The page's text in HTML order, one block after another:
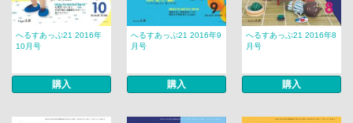
へるすあっぷ21 2016年
10月号
購入
へるすあっぷ21 2016年9
月号
購入
へるすあっぷ21 2016年8
月号
購入